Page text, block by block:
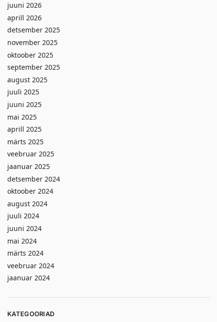
juuni 2026
aprill 2026
detsember 2025
november 2025
oktoober 2025
september 2025
august 2025
juuli 2025
juuni 2025
mai 2025
aprill 2025
märts 2025
veebruar 2025
jaanuar 2025
detsember 2024
oktoober 2024
august 2024
juuli 2024
juuni 2024
mai 2024
märts 2024
veebruar 2024
jaanuar 2024
KATEGOORIAD